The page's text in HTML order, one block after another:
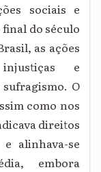
sociais e
do século
as ações
e
O
como nos
direitos
alinhava-se
embora